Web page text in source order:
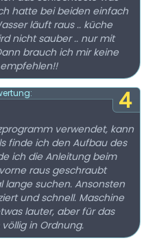
hatte bei beiden einfach
läuft raus .. küche
nicht sauber .. nur mit
brauch ich mir keine
4
verwendet, kann
finde ich den Aufbau des
ich die Anleitung beim
raus geschraubt
lange suchen. Ansonsten
und schnell. Maschine
lauter, aber für das
in Ordnung.